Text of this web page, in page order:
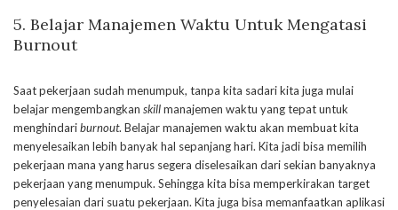
5. Belajar Manajemen Waktu Untuk Mengatasi
Burnout
Saat pekerjaan sudah menumpuk, tanpa kita sadari kita juga mulai
belajar mengembangkan skillmanajemen waktu yang tepat untuk
menghindariburnout. Belajar manajemen waktu akan membuat kita
menyelesaikan lebih banyak hal sepanjang hari. Kita jadi bisa memilih
pekerjaan mana yang harus segera diselesaikan dari sekian banyaknya
pekerjaan yang menumpuk. Sehingga kita bisa memperkirakan target
penyelesaian dari suatu pekerjaan. Kita juga bisa memanfaatkan aplikasi